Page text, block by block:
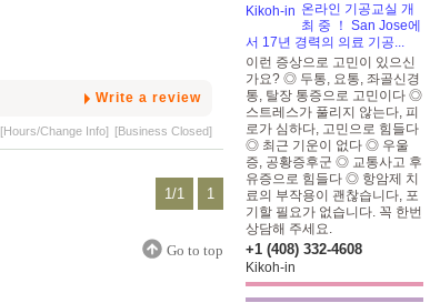
Write a review
[Hours/Change Info] [Business Closed]
1/1 1
Go to top
온라인 기공교실 개
최 중 ！ San Jose에
서 17년 경력의 의료 기공...
이런 증상으로 고민이 있으신
가요? ◎ 두통, 요통, 좌골신경
통, 탈장 통증으로 고민이다 ◎
스트레스가 풀리지 않는다, 피
로가 심하다, 고민으로 힘들다
◎ 최근 기운이 없다 ◎ 우울
증, 공황증후군 ◎ 교통사고 후
유증으로 힘들다 ◎ 항암제 치
료의 부작용이 괜찮습니다, 포
기할 필요가 없습니다. 꼭 한번
상담해 주세요.
+1 (408) 332-4608
Kikoh-in